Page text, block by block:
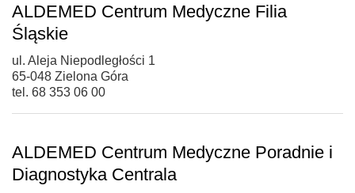
ALDEMED Centrum Medyczne Filia
Śląskie
ul. Aleja Niepodległości 1
65-048 Zielona Góra
tel. 68 353 06 00
ALDEMED Centrum Medyczne Poradnie i
Diagnostyka Centrala